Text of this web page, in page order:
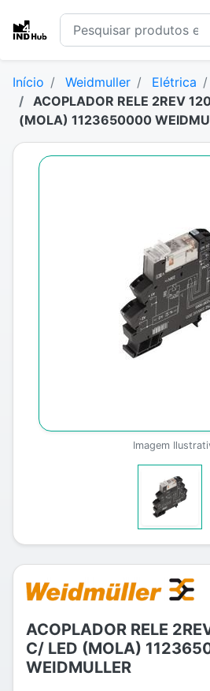
Início Weidmuller Elétrica
ACOPLADOR RELE 2REV
(MOLA) 1123650000
Imagem
ACOPLADOR RELE
C/ LED (MOLA)
WEIDMULLER